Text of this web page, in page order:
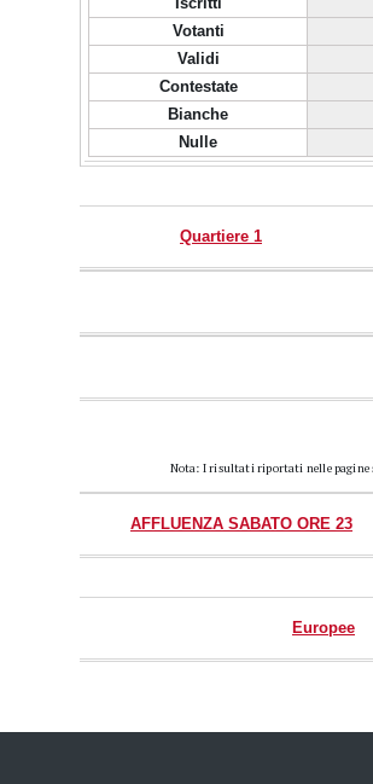
Votanti
Validi
Contestate
Bianche
Nulle
Quartiere 1
Nota: I risultati riportati nelle pagine
AFFLUENZA SABATO ORE 23
Europee